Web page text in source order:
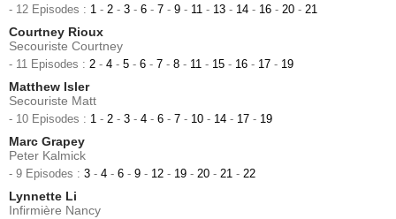
- 12 Episodes : 1 - 2 - 3 - 6 - 7 - 9 - 11 - 13 - 14 - 16 - 20 - 21
Courtney Rioux
Secouriste Courtney
- 11 Episodes : 2 - 4 - 5 - 6 - 7 - 8 - 11 - 15 - 16 - 17 - 19
Matthew Isler
Secouriste Matt
- 10 Episodes : 1 - 2 - 3 - 4 - 6 - 7 - 10 - 14 - 17 - 19
Marc Grapey
Peter Kalmick
- 9 Episodes : 3 - 4 - 6 - 9 - 12 - 19 - 20 - 21 - 22
Lynnette Li
Infirmière Nancy